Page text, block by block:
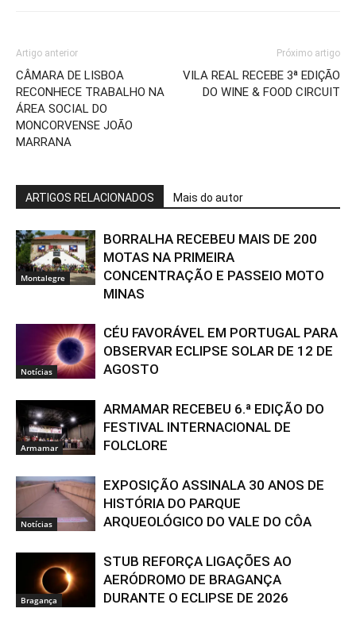
Artigo anterior
CÂMARA DE LISBOA
RECONHECE TRABALHO NA
ÁREA SOCIAL DO
MONCORVENSE JOÃO
MARRANA
Próximo artigo
VILA REAL RECEBE 3ª EDIÇÃO
DO WINE & FOOD CIRCUIT
ARTIGOS RELACIONADOS Mais do autor
Montalegre
BORRALHA RECEBEU MAIS DE 200
MOTAS NA PRIMEIRA
CONCENTRAÇÃO E PASSEIO MOTO
MINAS
Notícias
CÉU FAVORÁVEL EM PORTUGAL PARA
OBSERVAR ECLIPSE SOLAR DE 12 DE
AGOSTO
Armamar
ARMAMAR RECEBEU 6.ª EDIÇÃO DO
FESTIVAL INTERNACIONAL DE
FOLCLORE
Notícias
EXPOSIÇÃO ASSINALA 30 ANOS DE
HISTÓRIA DO PARQUE
ARQUEOLÓGICO DO VALE DO CÔA
Bragança
STUB REFORÇA LIGAÇÕES AO
AERÓDROMO DE BRAGANÇA
DURANTE O ECLIPSE DE 2026